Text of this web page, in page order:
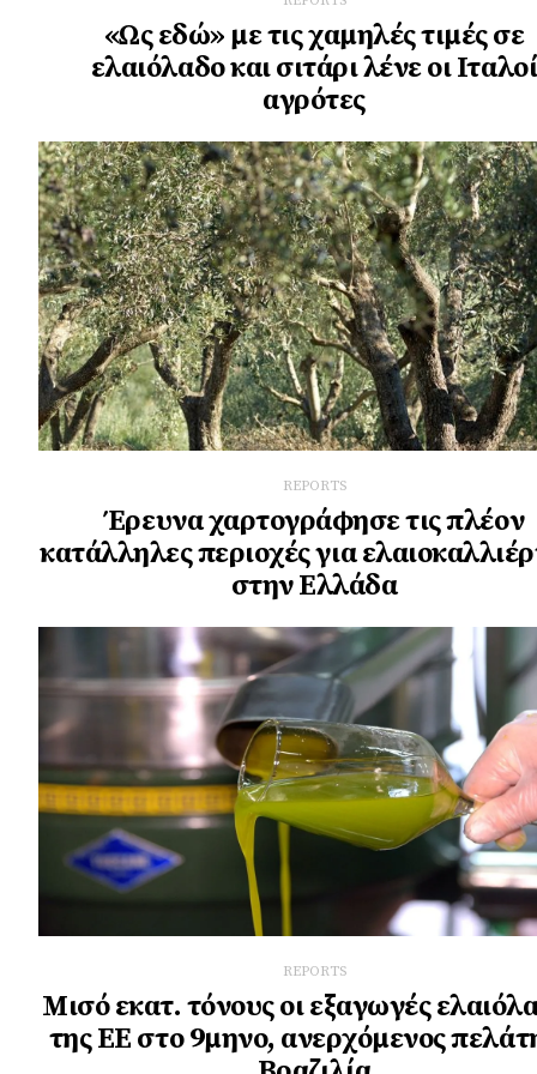
«Ως εδώ» με τις χαμηλές τιμές σε
ελαιόλαδο και σιτάρι λένε οι Ιταλοί
αγρότες
REPORTS
Έρευνα χαρτογράφησε τις πλέον
κατάλληλες περιοχές για
στην Ελλάδα
REPORTS
Μισό εκατ. τόνους οι εξαγωγές
της ΕΕ στο 9μηνο, ανερχόμενος